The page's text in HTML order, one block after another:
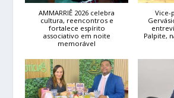
AMMARRIÊ 2026 celebra
cultura, reencontros e
fortalece espírito
associativo em noite
memorável
Vice-
Palpite,